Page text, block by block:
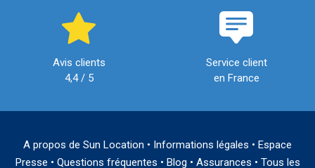
Avis clients
4,4 / 5
Service client
en France
A propos de Sun Location • Informations légales • Espace
Presse • Questions fréquentes • Blog • Assurances • Tous les